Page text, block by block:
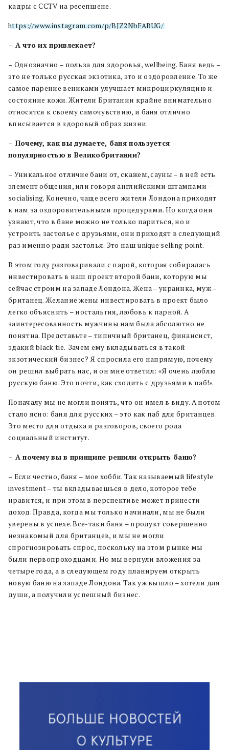
кадры с CCTV на ресепшене.
https://www.instagram.com/p/BJZ2NbFABUG/
– А что их привлекает?
– Однозначнo – польза для здоровья, wellbeing. Баня ведь –
это не только русская экзотика, это и оздоровление. То же
самое парение вениками улучшает микроциркуляцию и
состояние кожи. Жители Британии крайне внимательно
относятся к своему самочувствию, и баня отлично
вписывается в здоровый образ жизни.
– Почему, как вы думаете, баня пользуется
популярностью в Великобритании?
– Уникальное отличие бани от, скажем, сауны – в ней есть
элемент общения, или говоря английскими штампами –
socialising. Конечно, чаще всего жители Лондона приходят
к нам за оздоровительными процедурами. Но когда они
узнают, что в бане можно не только париться, но и
устроить застолье с друзьями, они приходят в следующий
раз именно ради застолья. Это наш unique selling point.
В этом году разговаривали с парой, которая собиралась
инвестировать в наш проект второй бани, которую мы
сейчас строим на западе Лондона. Жена – украинка, муж –
британец. Желание жены инвестировать в проект было
легко объяснить – ностальгия, любовь к парной. А
заинтересованность мужчины нам была абсолютно не
понятна. Представьте – типичный британец, финансист,
эдакий black tie. Зачем ему вкладываться в такой
экзотический бизнес? Я спросила его напрямую, почему
он решил выбрать нас, и он мне ответил: «Я очень люблю
русскую баню. Это почти, как сходить с друзьями в паб!».
Поначалу мы не могли понять, что он имел в виду. А потом
стало ясно: баня для русских – это как паб для британцев.
Это место для отдыха и разговоров, своего рода
социальный институт.
– А почему вы в принципе решили открыть баню?
– Если честно, баня – мое хобби. Так называемый lifestyle
investment – ты вкладываешься в дело, которое тебе
нравится, и при этом в перспективе может принести
доход. Правда, когда мы только начинали, мы не были
уверены в успехе. Все-таки баня – продукт совершенно
незнакомый для британцев, и мы не могли
спрогнозировать спрос, поскольку на этом рынке мы
были первопроходцами. Но мы вернули вложения за
четыре года, а в следующем году планируем открыть
новую баню на западе Лондона. Так уж вышло – хотели для
души, а получили успешный бизнес.